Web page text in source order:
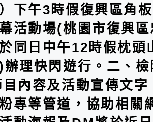
）下午3時假復興區角
活動場(桃園市復興
同日中午12時假枕頭
辦理快閃遊行。二、
內容及活動宣傳文字
專等管道，協助相關